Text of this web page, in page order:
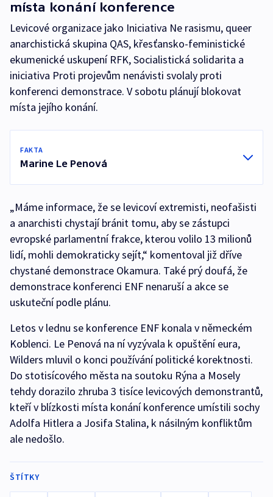
místa konání konference
Levicové organizace jako Iniciativa Ne rasismu, queer
anarchistická skupina QAS, křesťansko-feministické
ekumenické uskupení RFK, Socialistická solidarita a
iniciativa Proti projevům nenávisti svolaly proti
konferenci demonstrace. V sobotu plánují blokovat
místa jejího konání.
FAKTA
Marine Le Penová
„Máme informace, že se levicoví extremisti, neofašisti
a anarchisti chystají bránit tomu, aby se zástupci
evropské parlamentní frakce, kterou volilo 13 milionů
lidí, mohli demokraticky sejít,“ komentoval již dříve
chystané demonstrace Okamura. Také prý doufá, že
demonstrace konferenci ENF nenaruší a akce se
uskuteční podle plánu.
Letos v lednu se konference ENF konala v německém
Koblenci. Le Penová na ní vyzývala k opuštění eura,
Wilders mluvil o konci používání politické korektnosti.
Do stotisícového města na soutoku Rýna a Mosely
tehdy dorazilo zhruba 3 tisíce levicových demonstrantů,
kteří v blízkosti místa konání konference umístili sochy
Adolfa Hitlera a Josifa Stalina, k násilným konfliktům
ale nedošlo.
ŠTÍTKY